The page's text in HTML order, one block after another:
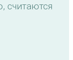
считаются